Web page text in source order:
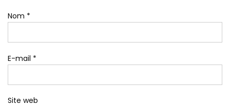
Nom *
E-mail *
Site web